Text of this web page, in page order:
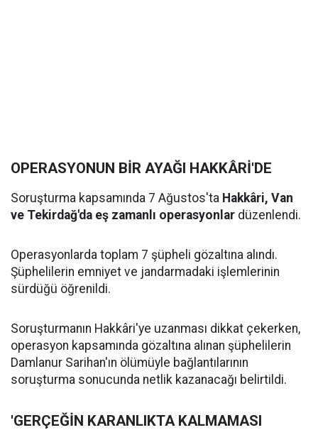
OPERASYONUN BİR AYAĞI HAKKÂRİ'DE
Soruşturma kapsamında 7 Ağustos'ta Hakkâri, Van
ve Tekirdağ'da eş zamanlı operasyonlar düzenlendi.
Operasyonlarda toplam 7 şüpheli gözaltına alındı.
Şüphelilerin emniyet ve jandarmadaki işlemlerinin
sürdüğü öğrenildi.
Soruşturmanın Hakkâri'ye uzanması dikkat çekerken,
operasyon kapsamında gözaltına alınan şüphelilerin
Damlanur Sarihan'ın ölümüyle bağlantılarının
soruşturma sonucunda netlik kazanacağı belirtildi.
'GERÇEĞİN KARANLIKTA KALMAMASI